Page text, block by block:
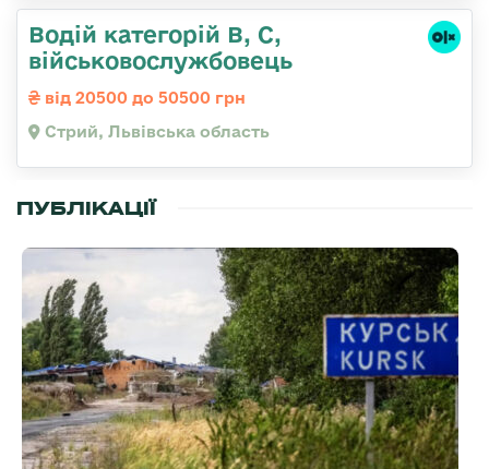
Водій категорій B, C,
військовослужбовець
від 20500 до 50500 грн
Стрий, Львівська область
ПУБЛІКАЦІЇ